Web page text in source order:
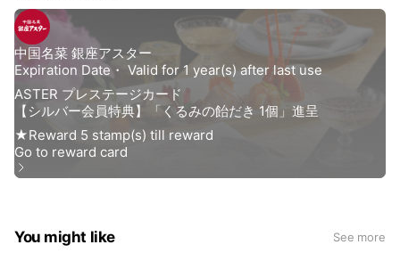
You might like See more